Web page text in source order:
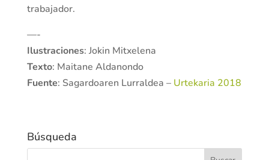
trabajador.
—-
Ilustraciones: Jokin Mitxelena
Texto: Maitane Aldanondo
Fuente: Sagardoaren Lurraldea – Urtekaria 2018
Búsqueda